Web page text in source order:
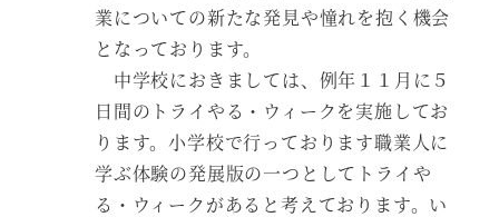
業についての新たな発見や憧れを抱く機会
となっております。
中学校におきましては、例年１１月に５
日間のトライやる・ウィークを実施してお
ります。小学校で行っております職業人に
学ぶ体験の発展版の一つとしてトライや
る・ウィークがあると考えております。い